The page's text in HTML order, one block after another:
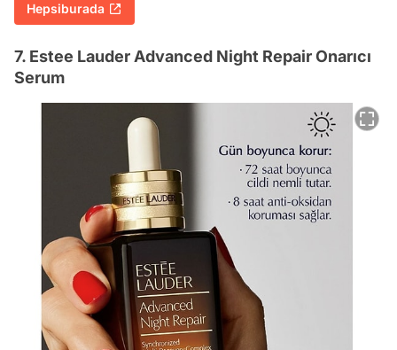
Hepsiburada
7. Estee Lauder Advanced Night Repair Onarıcı
Serum